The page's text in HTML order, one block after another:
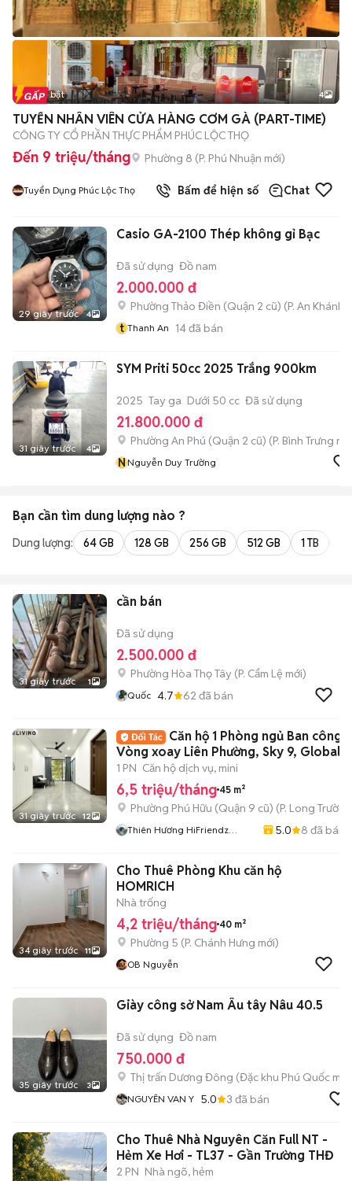
Tin nổi bật 4
TUYỂN NHÂN VIÊN CỬA HÀNG CƠM GÀ (PART-TIME)
CÔNG TY CỔ PHẦN THỰC PHẨM PHÚC LỘC THỌ
Đến 9 triệu/tháng Phường 8 (P. Phú Nhuận mới)
Tuyển Dụng Phúc Lộc Thọ Bấm để hiện số Chat
29 giây trước 4
Casio GA-2100 Thép không gỉ Bạc
Đã sử dụng Đồ nam
2.000.000 đ
Phường Thảo Điền (Quận 2 cũ) (P. An Khánh
t Thanh An 14đã bán
31 giây trước 4
SYM Priti 50cc 2025 Trắng 900km
2025 Tay ga Dưới 50 cc Đã sử dụng
21.800.000 đ
Phường An Phú (Quận 2 cũ) (P. Bình Trưng
NNguyễn Duy Trường
Bạn cần tìm dung lượng nào ?
Dung lượng: 64 GB 128 GB 256 GB 512 GB 1 TB
31 giây trước 1
cần bán
Đã sử dụng
2.500.000 đ
Phường Hòa Thọ Tây (P. Cẩm Lệ mới)
Quốc 4.7 62 đã bán
31 giây trước 12
Căn hộ 1 Phòng ngủ Ban công
Vòng xoay Liên Phường, Sky 9, Global
1 PN Căn hộ dịch vụ, mini
6,5 triệu/tháng 45 m²
Phường Phú Hữu (Quận 9 cũ) (P. Long Trường
Thiên Hương HiFriendz
5.0 8 đã bán
34 giây trước 11
Cho Thuê Phòng Khu căn hộ
HOMRICH
Nhà trống
4,2 triệu/tháng 40 m²
Phường 5 (P. Chánh Hưng mới)
OB Nguyễn
35 giây trước 3
Giày công sở Nam Âu tây Nâu 40.5
Đã sử dụng Đồ nam
750.000 đ
Thị trấn Dương Đông (Đặc khu Phú Quốc
NGUYÊN VAN Y 5.0 3 đã bán
Cho Thuê Nhà Nguyên Căn Full NT -
Hẻm Xe Hơi - TL37 - Gần Trường THĐ
2 PN Nhà ngõ, hẻm